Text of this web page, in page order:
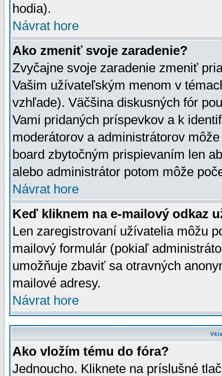
hodia).
Návrat hore
Ako zmeniť svoje zaradenie?
Zvyčajne svoje zaradenie zmeniť
Vašim užívateľským menom v
vzhľade). Väčšina diskusných fór
Vami pridaných príspevkov a k
moderátorov a administrátorov
board zbytočným prispievaním len
alebo administrátor potom môže
Návrat hore
Keď kliknem na e-mailový odkaz
Len zaregistrovaní užívatelia môžu
mailový formulár (pokiaľ
umožňuje zbaviť sa otravných
mailové adresy.
Návrat hore
Ako vložím tému do fóra?
Jednoucho. Kliknete na príslušné